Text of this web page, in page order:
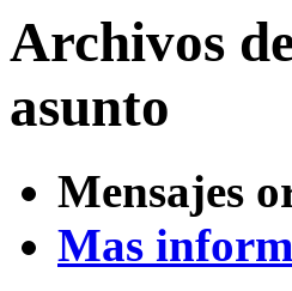
Archivos
asunto
Mensajes
Mas